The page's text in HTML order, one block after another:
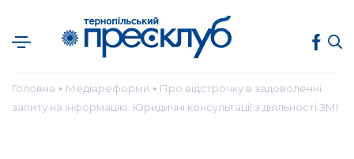
Головна ● Медіареформи ● Про відстрочку в задоволенні
запиту на інформацію. Юридичні консультації з діяльності ЗМІ